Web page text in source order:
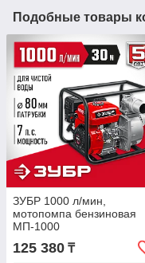
Подобные товары
ЗУБР 1000 л/мин,
мотопомпа бензиновая
МП-1000
125 380 ₸